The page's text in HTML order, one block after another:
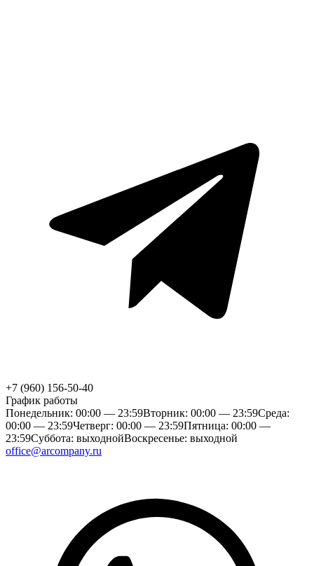
+7 (960) 156-50-40
График работы
Понедельник: 00:00 — 23:59Вторник: 00:00 — 23:59Среда:
00:00 — 23:59Четверг: 00:00 — 23:59Пятница: 00:00 —
23:59Суббота: выходнойВоскресенье: выходной
office@arcompany.ru